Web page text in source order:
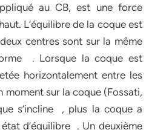
au CB, est une force
L’équilibre de la coque est
centres sont sur la même
. Lorsque la coque est
horizontalement entre les
moment sur la coque (Fossati,
s’incline , plus la coque a
d’équilibre . Un deuxième